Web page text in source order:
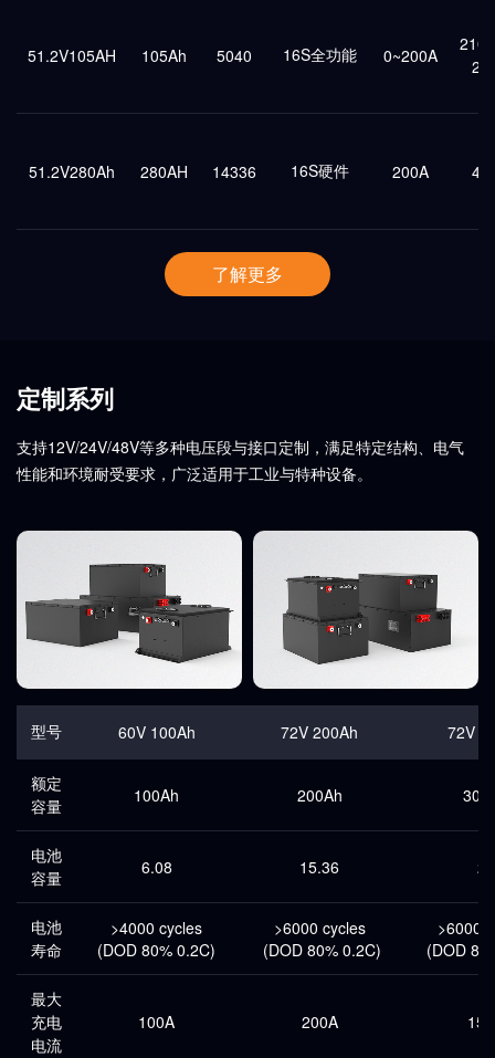
51.2V105AH 105Ah 5040 16S全功能 0~200A
51.2V280Ah 280AH 14336 16S硬件 200A
了解更多
定制系列
支持12V/24V/48V等多种电压段与接口定制，满足特定结构、电气
性能和环境耐受要求，广泛适用于工业与特种设备。
型号 60V 100Ah 72V 200Ah 72V
额定
容量
100Ah 200Ah
电池
容量
6.08 15.36 23
电池
寿命
>4000 cycles
(DOD 80% 0.2C)
>6000 cycles
(DOD 80% 0.2C)
>6000
(DOD
最大
充电
电流
100A 200A